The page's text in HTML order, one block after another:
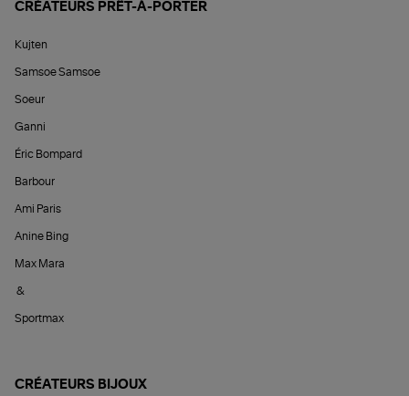
CRÉATEURS PRÊT-À-PORTER
Kujten
Samsoe Samsoe
Soeur
Ganni
Éric Bompard
Barbour
Ami Paris
Anine Bing
Max Mara
&
Sportmax
CRÉATEURS BIJOUX